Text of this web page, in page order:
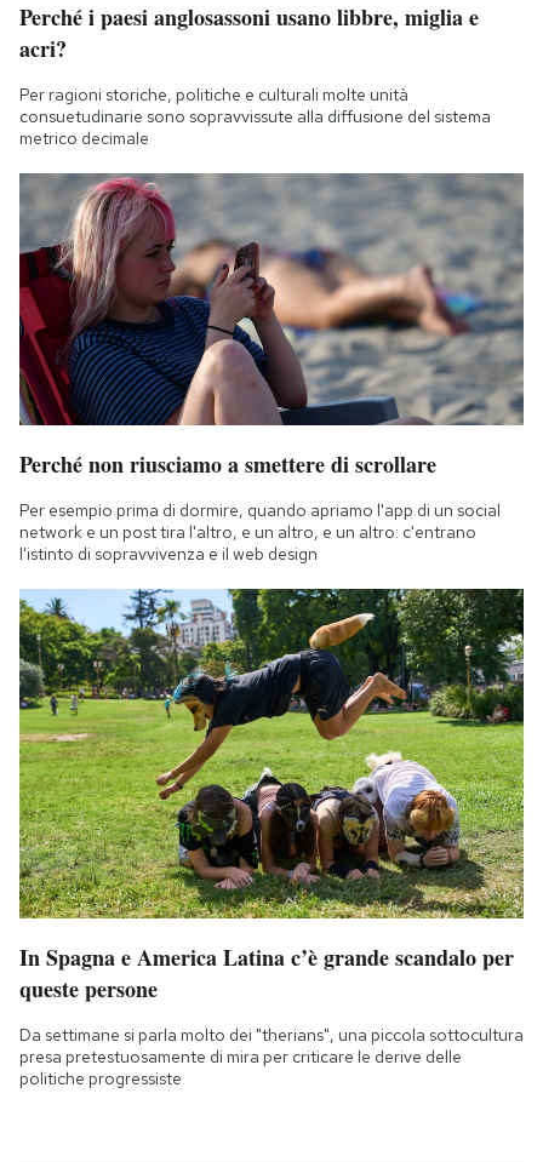
Perché i paesi anglosassoni usano libbre, miglia e
acri?
Per ragioni storiche, politiche e culturali molte unità
consuetudinarie sono sopravvissute alla diffusione del sistema
metrico decimale
Perché non riusciamo a smettere di scrollare
Per esempio prima di dormire, quando apriamo l'app di un social
network e un post tira l'altro, e un altro, e un altro: c'entrano
l'istinto di sopravvivenza e il web design
In Spagna e America Latina c’è grande scandalo per
queste persone
Da settimane si parla molto dei "therians", una piccola sottocultura
presa pretestuosamente di mira per criticare le derive delle
politiche progressiste